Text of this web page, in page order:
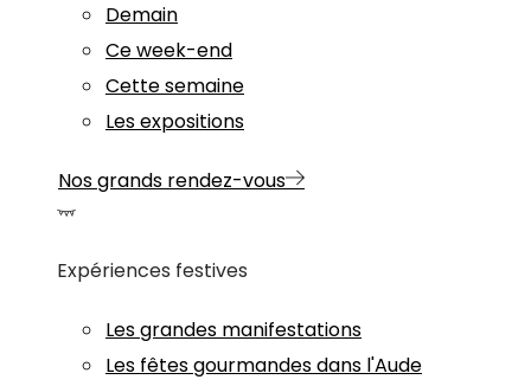
Demain
Ce week-end
Cette semaine
Les expositions
Nos grands rendez-vous
Expériences festives
Les grandes manifestations
Les fêtes gourmandes dans l'Aude